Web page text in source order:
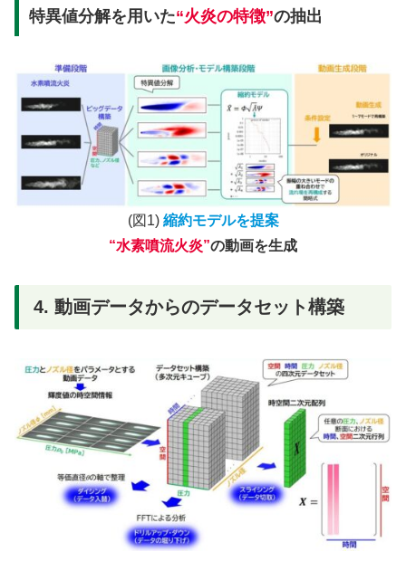
特異値分解を用いた“火炎の特徴”の抽出
(図1) 縮約モデルを提案
“水素噴流火炎”の動画を生成
4. 動画データからのデータセット構築